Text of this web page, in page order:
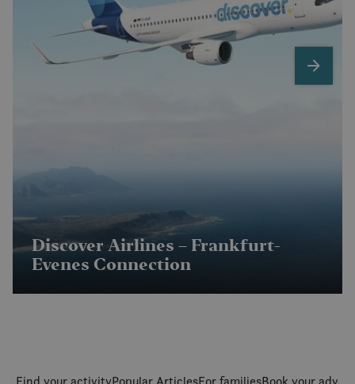
Discover Airlines – Frankfurt-
Evenes Connection
next
Find your activityPopular ArticlesFor familiesBook your